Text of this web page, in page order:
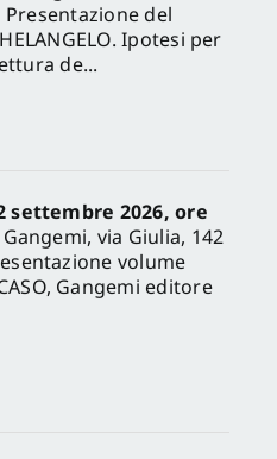
Presentazione del
Ipotesi per
de...
settembre 2026, ore
Gangemi, via Giulia, 142
volume
Gangemi editore